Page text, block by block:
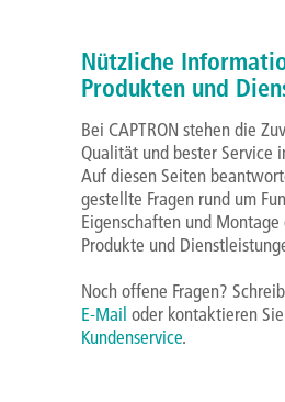
Nützliche
Produkten und
Bei CAPTRON stehen die
Qualität und bester Service
Auf diesen Seiten
gestellte Fragen rund um
Eigenschaften und Montage
Produkte und
Noch offene Fragen?
E-Mail oder kontaktieren
Kundenservice.